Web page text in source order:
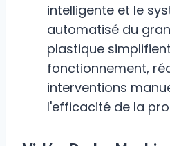
intelligente et le
automatisé du
plastique
fonctionnement,
interventions
l'efficacité de la